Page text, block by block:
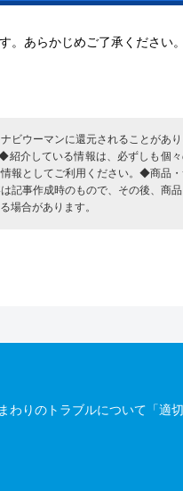
あらかじめご了承ください。
ビウーマンに還元されることがあ
紹介している情報は、必ずしも個
報としてご利用ください。◆商品
記事作成時のもので、その後、商
場合があります。
りのトラブルについて「適